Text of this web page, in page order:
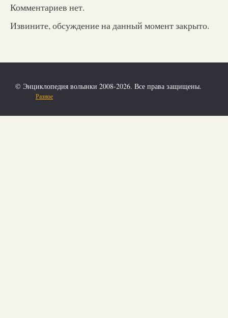
Комментариев нет.
Извините, обсуждение на данный момент закрыто.
© Энциклопедия волынки 2008-2026. Все права защищены.
Разное